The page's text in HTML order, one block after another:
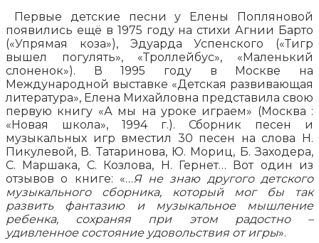
Первые детские песни у Елены Попляновой
появились ещё в 1975 году на стихи Агнии Барто
(«Упрямая коза»), Эдуарда Успенского («Тигр
вышел погулять», «Троллейбус», «Маленький
слоненок»). В 1995 году в Москве на
Международной выставке «Детская развивающая
литература», Елена Михайловна представила свою
первую книгу «А мы на уроке играем» (Москва :
«Новая школа», 1994 г.). Сборник песен и
музыкальных игр вместил 30 песен на слова Н.
Пикулевой, В. Татаринова, Ю. Мориц, Б. Заходера,
С. Маршака, С. Козлова, Н. Гернет… Вот один из
отзывов о книге: «…Я не знаю другого детского
музыкального сборника, который мог бы так
развить фантазию и музыкальное мышление
ребенка, сохраняя при этом радостно –
удивленное состояние удовольствия от игры».